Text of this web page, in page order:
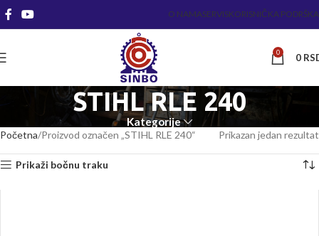
O NAMASERVISKORISNIČKA PODRŠKA
0 0
STIHL RLE 240
Kategorije
Početna Proizvod označen „STIHL RLE 240“ Prikazan jedan rezultat
Prikaži bočnu traku